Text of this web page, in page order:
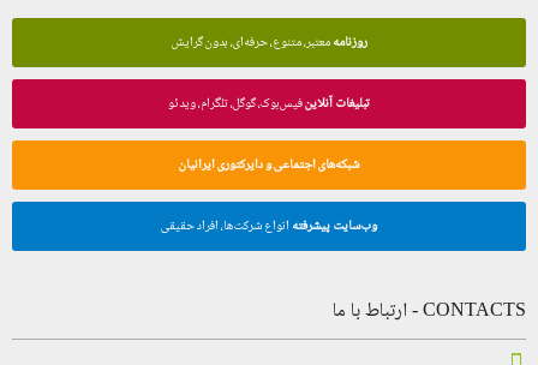
روزنامهمعتبر، متنوع، حرفه‌ای، بدون گرایش
تبلیغات آنلاینفیس‌بوک، گوگل، تلگرام، ویدئو
شبکه‌های اجتماعی و دایرکتوری ایرانیان
وب‌سایت پیشرفته انواع شرکت‌ها، افراد حقیقی
CONTACTS - ارتباط با ما